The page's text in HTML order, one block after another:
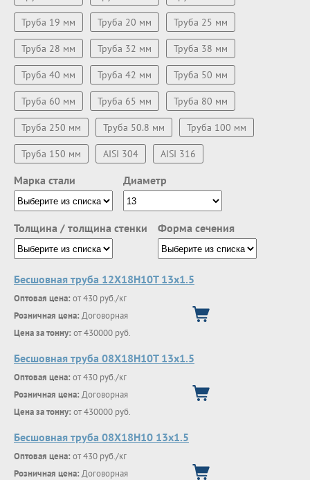
Труба 19 мм Труба 20 мм Труба 25 мм
Труба 28 мм Труба 32 мм Труба 38 мм
Труба 40 мм Труба 42 мм Труба 50 мм
Труба 60 мм Труба 65 мм Труба 80 мм
Труба 250 мм Труба 50.8 мм Труба 100 мм
Труба 150 мм AISI 304 AISI 316
Марка стали Диаметр
Толщина / толщина стенки Форма сечения
Бесшовная труба 12Х18Н10Т 13х1.5
Оптовая цена: от 430 руб./кг
Розничная цена: Договорная
Цена за тонну: от 430000 руб.
Бесшовная труба 08Х18Н10Т 13х1.5
Оптовая цена: от 430 руб./кг
Розничная цена: Договорная
Цена за тонну: от 430000 руб.
Бесшовная труба 08Х18Н10 13х1.5
Оптовая цена: от 430 руб./кг
Розничная цена: Договорная